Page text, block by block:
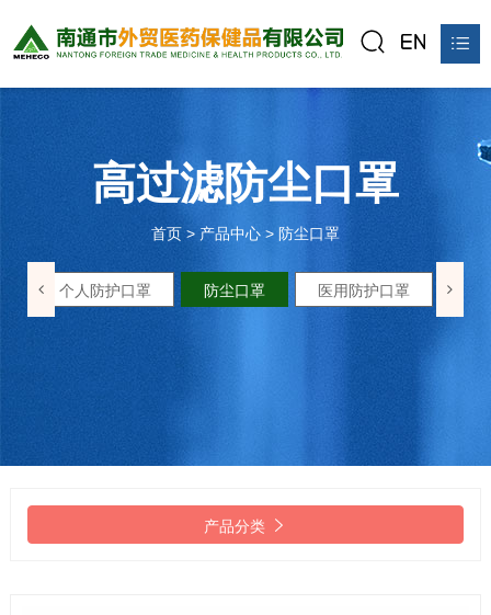
关于我们
产品中心
公平贸易站
高过滤防尘口罩
首页 > 产品中心 > 防尘口罩
个人防护口罩 防尘口罩 医用防护口罩
产品分类 